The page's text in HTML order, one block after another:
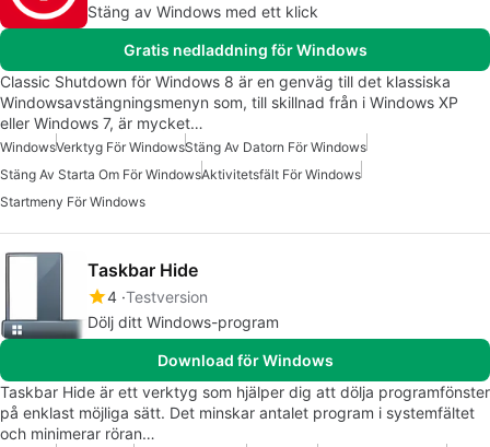
Stäng av Windows med ett klick
Gratis nedladdning för Windows
Classic Shutdown för Windows 8 är en genväg till det klassiska
Windowsavstängningsmenyn som, till skillnad från i Windows XP
eller Windows 7, är mycket…
WindowsVerktyg För WindowsStäng Av Datorn För Windows
Stäng Av Starta Om För WindowsAktivitetsfält För Windows
Startmeny För Windows
Taskbar Hide
4 Testversion
Dölj ditt Windows-program
Download för Windows
Taskbar Hide är ett verktyg som hjälper dig att dölja programfönster
på enklast möjliga sätt. Det minskar antalet program i systemfältet
och minimerar röran…